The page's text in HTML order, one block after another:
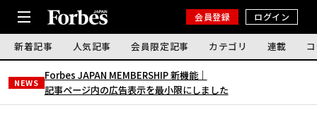
会員登録 ログイン
新着記事 人気記事 会員限定記事 カテゴリ 連載
NEWS
Forbes JAPAN MEMBERSHIP 新機能｜
記事ページ内の広告表示を最小限にしました